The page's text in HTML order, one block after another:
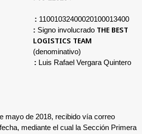
: 11001032400020100013400
: Signo involucrado THE BEST
LOGISTICS TEAM
(denominativo)
: Luis Rafael Vergara Quintero
mayo de 2018, recibido vía correo
mediante el cual la Sección Primera